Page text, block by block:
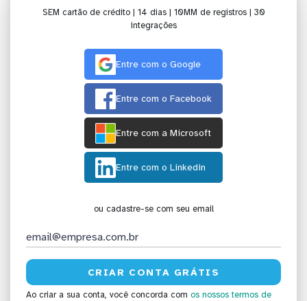
SEM cartão de crédito | 14 dias | 10MM de registros | 30
integrações
Entre com o Google
Entre com o Facebook
Entre com a Microsoft
Entre com o Linkedin
ou cadastre-se com seu email
Ao criar a sua conta, você concorda com os nossos termos de